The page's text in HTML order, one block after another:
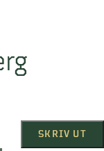
SKRIV UT